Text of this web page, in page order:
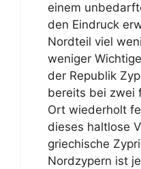
einem
den Eindruck
Nordteil viel
weniger
der Republik
bereits bei zwei
Ort wiederholt
dieses haltlose
griechische
Nordzypern ist